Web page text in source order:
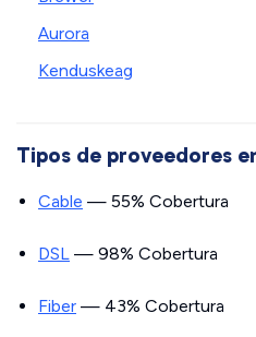
Aurora
Kenduskeag
Tipos de proveedores
Cable — 55% Cobertura
DSL — 98% Cobertura
Fiber — 43% Cobertura